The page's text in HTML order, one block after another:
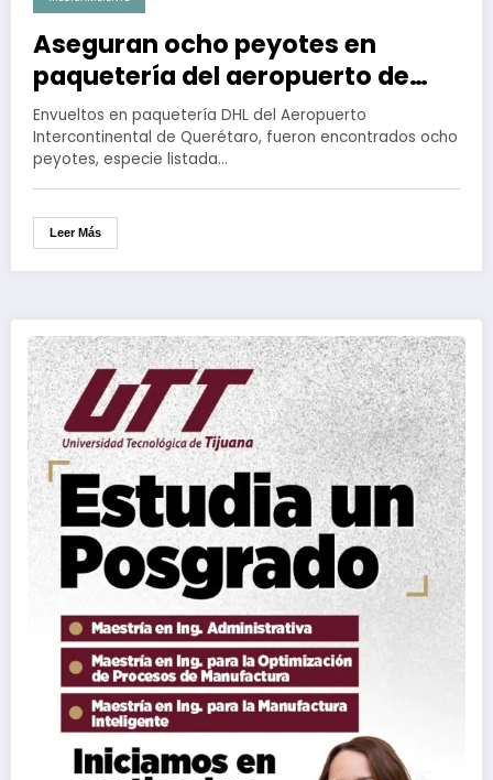
Aseguran ocho peyotes en
paquetería del aeropuerto de
Querétaro
Envueltos en paquetería DHL del Aeropuerto
Intercontinental de Querétaro, fueron encontrados ocho
peyotes, especie listada…
Leer Más